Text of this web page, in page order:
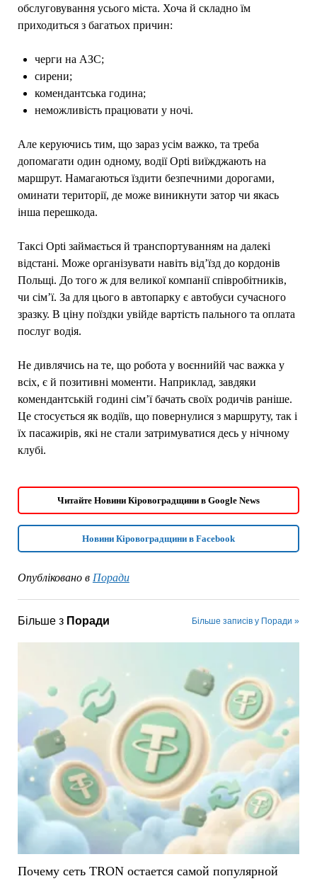
обслуговування усього міста. Хоча й складно їм
приходиться з багатьох причин:
черги на АЗС;
сирени;
комендантська година;
неможливість працювати у ночі.
Але керуючись тим, що зараз усім важко, та треба
допомагати один одному, водії Opti виїжджають на
маршрут. Намагаються їздити безпечними дорогами,
оминати території, де може виникнути затор чи якась
інша перешкода.
Таксі Opti займається й транспортуванням на далекі
відстані. Може організувати навіть від’їзд до кордонів
Польщі. До того ж для великої компанії співробітників,
чи сім’ї. За для цього в автопарку є автобуси сучасного
зразку. В ціну поїздки увійде вартість пального та оплата
послуг водія.
Не дивлячись на те, що робота у воєннийй час важка у
всіх, є й позитивні моменти. Наприклад, завдяки
комендантській годині сім’ї бачать своїх родичів раніше.
Це стосується як водіїв, що повернулися з маршруту, так і
їх пасажирів, які не стали затримуватися десь у нічному
клубі.
Читайте Новини Кіровоградщини в Google News
Новини Кіровоградщини в Facebook
Опубліковано в Поради
Більше з Поради Більше записів у Поради »
Почему сеть TRON остается самой популярной